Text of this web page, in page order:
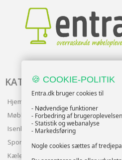
KATALOG
Hjem & Have
Møbler
Isenkram
Sport
Kæledyr
🍪 COOKIE-POLITIK
Entra.dk bruger cookies til
- Nødvendige funktioner
- Forbedring af brugeroplevelsen
- Statistik og webanalyse
- Markedsføring
Nogle cookies sættes af